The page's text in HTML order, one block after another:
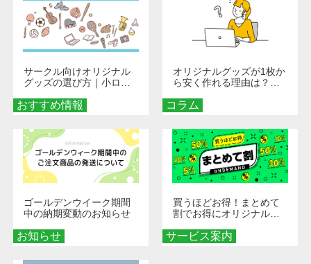
おすすめ情報
サークル向けオリジナル
グッズの選び方｜小ロッ
める秘訣
コラム
オリジナルグッズが1枚か
ら安く作れる理由は？オ
とメリットを解説
お知らせ
ゴールデンウイーク期間
中の納期変動のお知らせ
サービス案内
買うほどお得！まとめて
割でお得にオリジナルグ